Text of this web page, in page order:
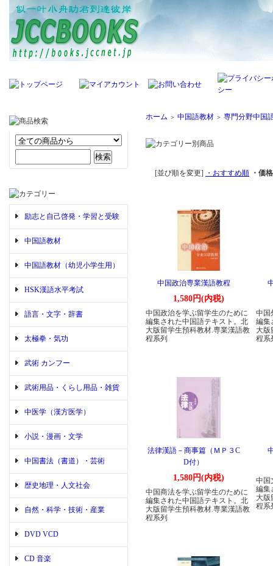
励志と自己啓発・学習と受験
中国語教材
中国語教材（幼児小学生用）
HSK漢語水平考試
語言・文字・辞書
太極拳・気功
武術 カンフー
武術用品・くらし用品・雑貨
中医学（漢方医学）
小説・漫画・文学
中国書法（書道）・芸術
歴史地理・人文社会
自然・科学・技術・産業
DVD VCD
CD 音楽
ホーム ＞ 中国語教材 ＞ 専門分野中国
[並び順を変更] ・おすすめ順 ・価
中国政治専業漢語教程
1,580円(内税)
中国政治を学ぶ留学生のために
編集された中国語テキスト。北
大版留学生預科教材.専業漢語教
程系列
中国
編集
大版
程系
法律漢語－商事篇（ＭＰ３C
D付）
1,580円(内税)
中国商法を学ぶ留学生のために
編集された中国語テキスト。北
大版留学生預科教材.専業漢語教
程系列
中国
編集
大版
程系